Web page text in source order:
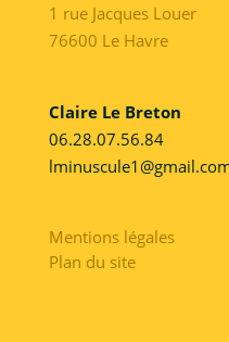
1 rue Jacques Louer
76600 Le Havre
Claire Le Breton
06.28.07.56.84
Mentions légales
Plan du site